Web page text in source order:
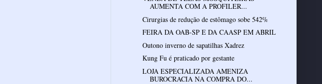
AUMENTA COM A PROFILER...
Cirurgias de redução de estômago sobe 542%
FEIRA DA OAB-SP E DA CAASP EM ABRIL
Outono inverno de sapatilhas Xadrez
Kung Fu é praticado por gestante
LOJA ESPECIALIZADA AMENIZA
BUROCRACIA NA COMPRA DO...